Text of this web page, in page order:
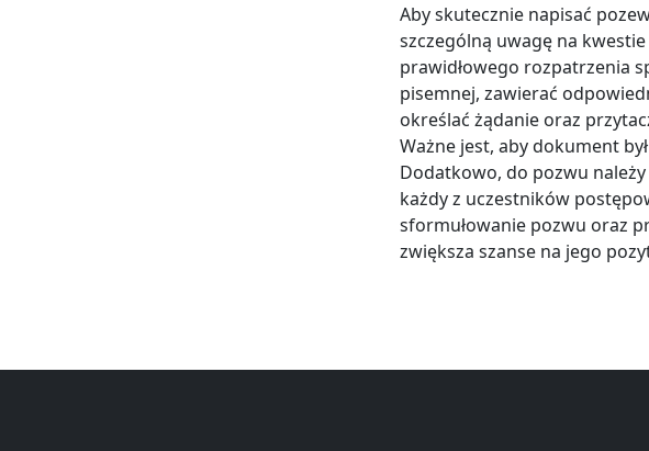
Aby skutecznie napisać
szczególną uwagę na
prawidłowego rozpatrzenia
pisemnej, zawierać
określać żądanie oraz
Ważne jest, aby dokument
Dodatkowo, do pozwu
każdy z uczestników
sformułowanie pozwu oraz
zwiększa szanse na jego